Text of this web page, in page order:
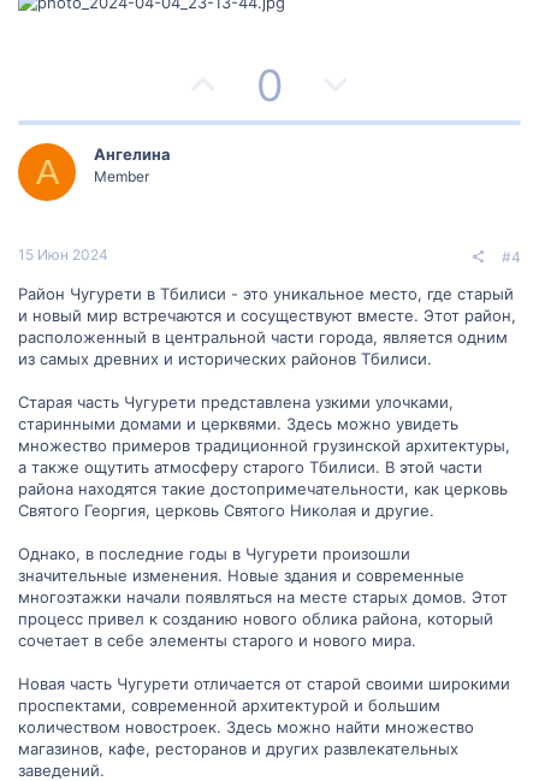
о
и
в
н
ы
й
г
о
л
о
с
0
е
и
в
н
ы
й
г
о
л
о
с
А Ангелина
Member
15 Июн 2024 #4
Район Чугурети в Тбилиси - это уникальное место, где старый
и новый мир встречаются и сосуществуют вместе. Этот район,
расположенный в центральной части города, является одним
из самых древних и исторических районов Тбилиси.
Старая часть Чугурети представлена узкими улочками,
старинными домами и церквями. Здесь можно увидеть
множество примеров традиционной грузинской архитектуры,
а также ощутить атмосферу старого Тбилиси. В этой части
района находятся такие достопримечательности, как церковь
Святого Георгия, церковь Святого Николая и другие.
Однако, в последние годы в Чугурети произошли
значительные изменения. Новые здания и современные
многоэтажки начали появляться на месте старых домов. Этот
процесс привел к созданию нового облика района, который
сочетает в себе элементы старого и нового мира.
Новая часть Чугурети отличается от старой своими широкими
проспектами, современной архитектурой и большим
количеством новостроек. Здесь можно найти множество
магазинов, кафе, ресторанов и других развлекательных
заведений.